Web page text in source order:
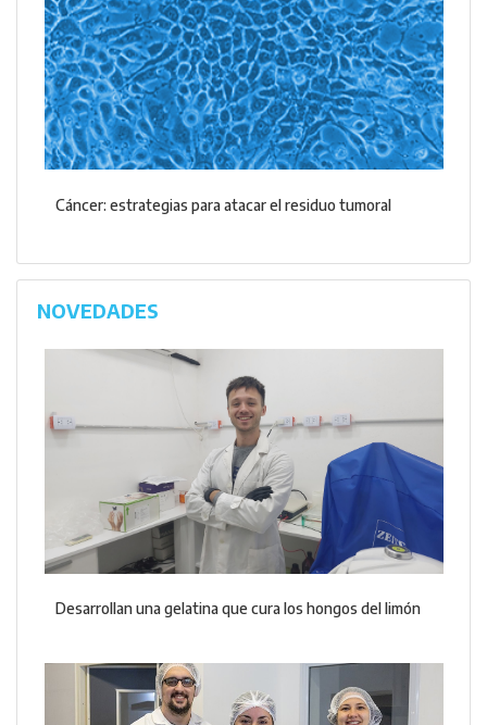
Cáncer: estrategias para atacar el residuo tumoral
NOVEDADES
Desarrollan una gelatina que cura los hongos del limón